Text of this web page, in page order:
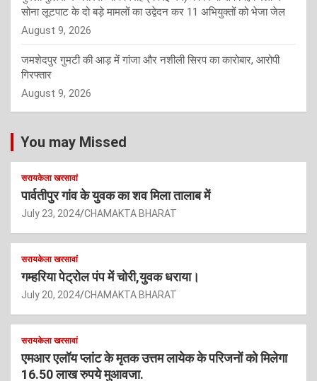
सोना लूटपाट के दो बड़े मामलों का उद्वेदन कर 11 अभियुक्तों को भेजा जेल
August 9, 2026
जमशेदपुर गुमटी की आड़ में गांजा और नशीली सिरप का कारोबार, आरोपी
गिरफ्तार
August 9, 2026
You may Missed
सरायकेला खरसावां
पार्वतीपुर गांव के युवक का शव मिला तालाब में
July 23, 2024 CHAMAKTA BHARAT
सरायकेला खरसावां
गम्हरिया पेट्रोल पंप में चोरी,युवक धराया।
July 20, 2024 CHAMAKTA BHARAT
सरायकेला खरसावां
एमआर एलॉय प्लांट के मृतक उत्तम लायेक के परिजनों को मिलेगा
16.50 लाख रुपये मुआवजा.